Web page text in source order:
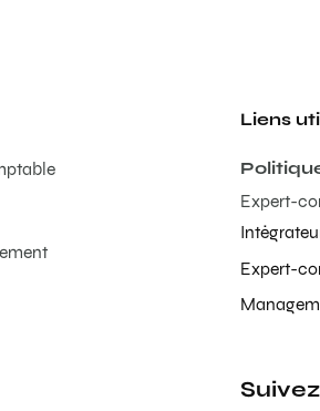
Liens
Expert-
Expert-